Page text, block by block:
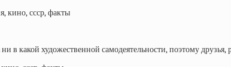
в какой художественной самодеятельности, поэтому